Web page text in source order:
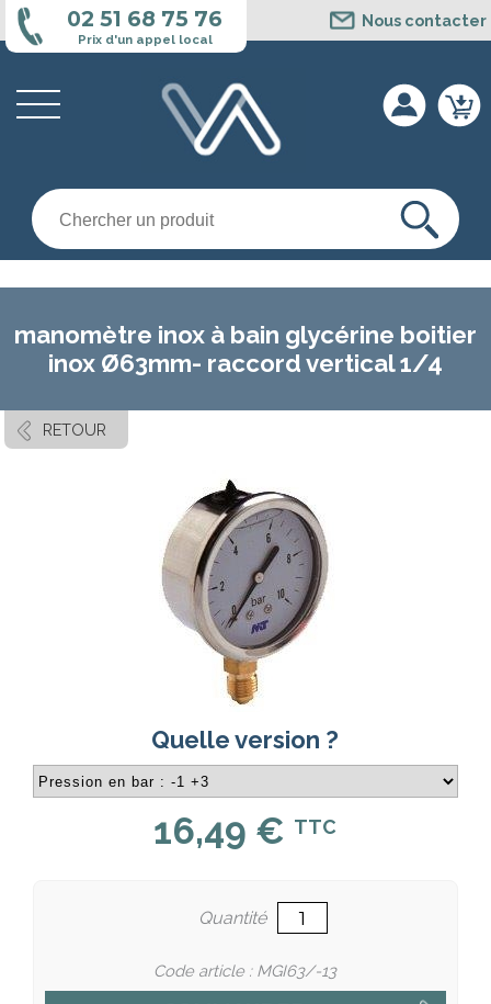
Nous contacter
02 51 68 75 76
Prix d'un appel local
manomètre inox à bain glycérine boitier
inox Ø63mm- raccord vertical 1/4
RETOUR
Quelle version ?
16,49 € TTC
Quantité
Code article : MGI63/-13
Cookies management panel